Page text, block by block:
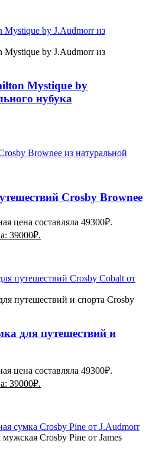
Mystique by
нубука
Crosby Brownee
цена составляла 49300₽.
39000₽.
для путешествий и
цена составляла 49300₽.
39000₽.